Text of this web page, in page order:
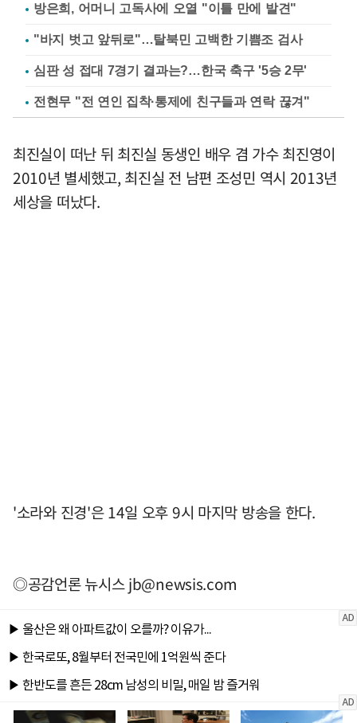
방은희, 어머니 고독사에 오열 "이틀 만에 발견"
"바지 벗고 앞뒤로"…탈북민 고백한 기쁨조 검사
심판 성 접대 7경기 결과는?…한국 축구 '5승 2무'
전현무 "전 연인 집착·통제에 친구들과 연락 끊겨"
최진실이 떠난 뒤 최진실 동생인 배우 겸 가수 최진영이
2010년 별세했고, 최진실 전 남편 조성민 역시 2013년
세상을 떠났다.
'소라와 진경'은 14일 오후 9시 마지막 방송을 한다.
◎공감언론 뉴시스jb@newsis.com